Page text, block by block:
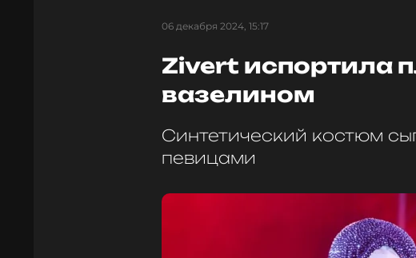
06 декабря 2024, 15:17
Zivert испортила
вазелином
Синтетический костюм
певицами